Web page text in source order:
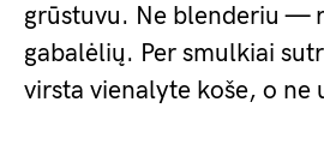
grūstuvu. Ne blenderiu —
gabalėlių. Per smulkiai
virsta vienalyte koše, o ne